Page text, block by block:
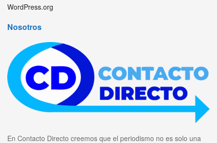
WordPress.org
Nosotros
En Contacto Directo creemos que el periodismo no es solo una